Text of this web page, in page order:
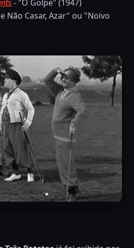
- "O Golpe" (1947)
Não Casar, Azar" ou "Noivo